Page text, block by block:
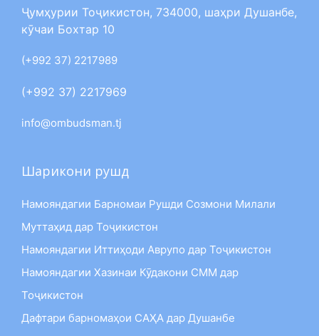
Ҷумҳурии Тоҷикистон, 734000, шаҳри Душанбе,
кӯчаи Бохтар 10
(+992 37) 2217989
(+992 37) 2217969
info@ombudsman.tj
Шарикони рушд
Намояндагии Барномаи Рушди Созмони Милали
Муттаҳид дар Тоҷикистон
Намояндагии Иттиҳоди Аврупо дар Тоҷикистон
Намояндагии Хазинаи Кӯдакони СММ дар
Тоҷикистон
Дафтари барномаҳои САҲА дар Душанбе